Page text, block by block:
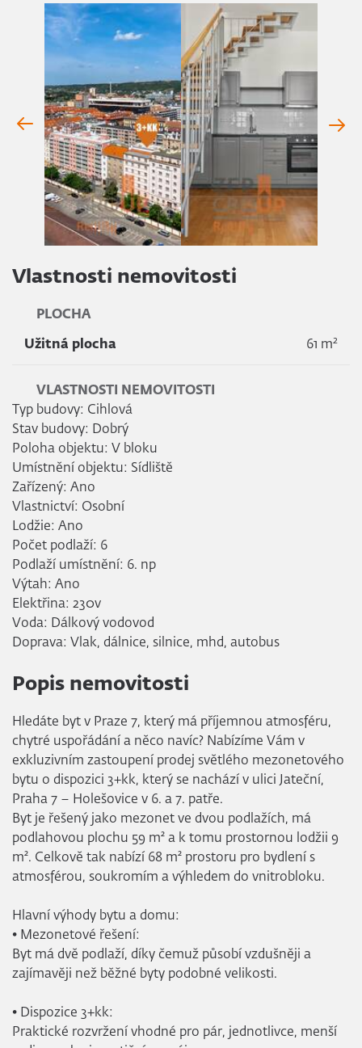
Vlastnosti nemovitosti
PLOCHA
Užitná plocha 61 m2
VLASTNOSTI NEMOVITOSTI
Typ budovy: Cihlová
Stav budovy: Dobrý
Poloha objektu: V bloku
Umístnění objektu: Sídliště
Zařízený: Ano
Vlastnictví: Osobní
Lodžie: Ano
Počet podlaží: 6
Podlaží umístnění: 6. np
Výtah: Ano
Elektřina: 230v
Voda: Dálkový vodovod
Doprava: Vlak, dálnice, silnice, mhd, autobus
Popis nemovitosti
Hledáte byt v Praze 7, který má příjemnou atmosféru,
chytré uspořádání a něco navíc? Nabízíme Vám v
exkluzivním zastoupení prodej světlého mezonetového
bytu o dispozici 3+kk, který se nachází v ulici Jateční,
Praha 7 – Holešovice v 6. a 7. patře.
Byt je řešený jako mezonet ve dvou podlažích, má
podlahovou plochu 59 m² a k tomu prostornou lodžii 9
m². Celkově tak nabízí 68 m² prostoru pro bydlení s
atmosférou, soukromím a výhledem do vnitrobloku.
Hlavní výhody bytu a domu:
• Mezonetové řešení:
Byt má dvě podlaží, díky čemuž působí vzdušněji a
zajímavěji než běžné byty podobné velikosti.
• Dispozice 3+kk:
Praktické rozvržení vhodné pro pár, jednotlivce, menší